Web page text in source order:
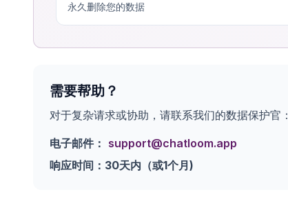
永久删除您的数据
需要帮助？
对于复杂请求或协助，请联系我们的数据保护官：
电子邮件： support@chatloom.app
响应时间：30天内（或1个月)